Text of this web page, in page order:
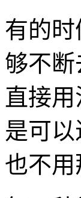
有的
够不
直接
是可
也不用